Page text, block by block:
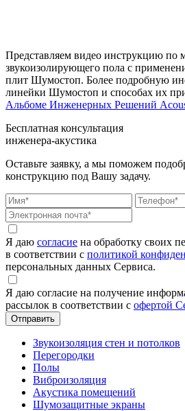
Представляем видео инструкцию по
звукоизолирующего пола с
плит Шумостоп. Более подробную
линейки Шумостоп и способах их
Альбоме Инженерных Решений
Бесплатная консультация
инженера-акустика
Оставьте заявку, а мы поможем
конструкцию под Вашу задачу.
Я даю согласие на обработку своих
в соответствии с политикой
персональных данных Сервиса.
Я даю согласие на получение
рассылок в соответствии с офертой
Звукоизоляция стен и потолков
Перегородки
Полы
Виброизоляция
Акустика помещений
Шумозащитные экраны